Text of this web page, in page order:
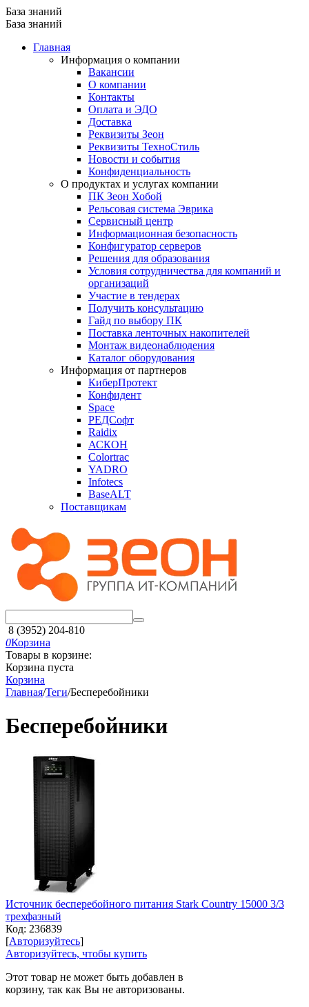
База знаний
База знаний
Главная
Информация о компании
Вакансии
О компании
Контакты
Оплата и ЭДО
Доставка
Реквизиты Зеон
Реквизиты ТехноСтиль
Новости и события
Конфиденциальность
О продуктах и услугах компании
ПК Зеон Хобой
Рельсовая система Эврика
Сервисный центр
Информационная безопасность
Конфигуратор серверов
Решения для образования
Условия сотрудничества для компаний и
организаций
Участие в тендерах
Получить консультацию
Гайд по выбору ПК
Поставка ленточных накопителей
Монтаж видеонаблюдения
Каталог оборудования
Информация от партнеров
КиберПротект
Конфидент
Space
РЕДСофт
Raidix
АСКОН
Colortrac
YADRO
Infotecs
BaseALT
Поставщикам
8 (3952) 204-810
0Корзина
Товары в корзине:
Корзина пуста
Корзина
Главная/Теги/Бесперебойники
Бесперебойники
Источник бесперебойного питания Stark Country 15000 3/3
трехфазный
Код: 236839
[Авторизуйтесь]
Авторизуйтесь, чтобы купить
Этот товар не может быть добавлен в
корзину, так как Вы не авторизованы.